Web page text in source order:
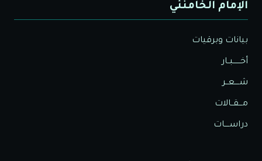
الإمام الخامنئي
بيانات وبرقيات
أخــــــبــار
شــــعــر
مـــقــالات
دراســــات